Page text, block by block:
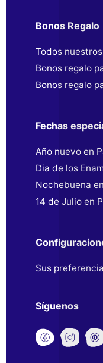
Bonos Regalo
Todos
Bonos regalo
Bonos regalo
Fechas
Año nuevo en
Dia de los
Nochebuena
14 de Julio en
Sus
Síguenos